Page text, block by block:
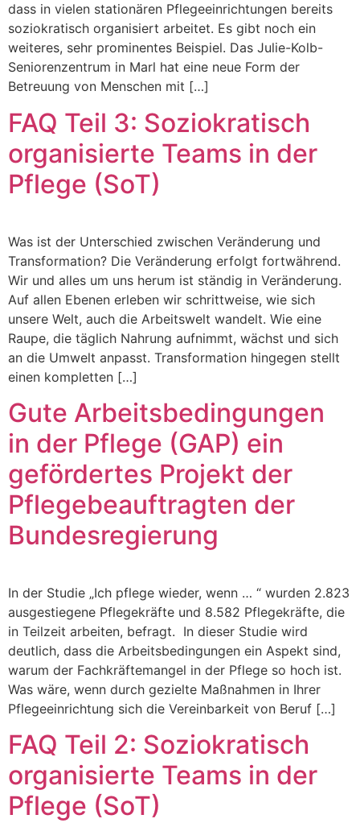
dass in vielen stationären Pflegeeinrichtungen bereits
soziokratisch organisiert arbeitet. Es gibt noch ein
weiteres, sehr prominentes Beispiel. Das Julie-Kolb-
Seniorenzentrum in Marl hat eine neue Form der
Betreuung von Menschen mit […]
FAQ Teil 3: Soziokratisch
organisierte Teams in der
Pflege (SoT)
Was ist der Unterschied zwischen Veränderung und
Transformation? Die Veränderung erfolgt fortwährend.
Wir und alles um uns herum ist ständig in Veränderung.
Auf allen Ebenen erleben wir schrittweise, wie sich
unsere Welt, auch die Arbeitswelt wandelt. Wie eine
Raupe, die täglich Nahrung aufnimmt, wächst und sich
an die Umwelt anpasst. Transformation hingegen stellt
einen kompletten […]
Gute Arbeitsbedingungen
in der Pflege (GAP) ein
gefördertes Projekt der
Pflegebeauftragten der
Bundesregierung
In der Studie „Ich pflege wieder, wenn … “ wurden 2.823
ausgestiegene Pflegekräfte und 8.582 Pflegekräfte, die
in Teilzeit arbeiten, befragt. In dieser Studie wird
deutlich, dass die Arbeitsbedingungen ein Aspekt sind,
warum der Fachkräftemangel in der Pflege so hoch ist.
Was wäre, wenn durch gezielte Maßnahmen in Ihrer
Pflegeeinrichtung sich die Vereinbarkeit von Beruf […]
FAQ Teil 2: Soziokratisch
organisierte Teams in der
Pflege (SoT)